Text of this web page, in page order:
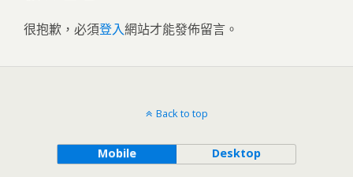
很抱歉，必須登入網站才能發佈留言。
Back to top
Mobile Desktop